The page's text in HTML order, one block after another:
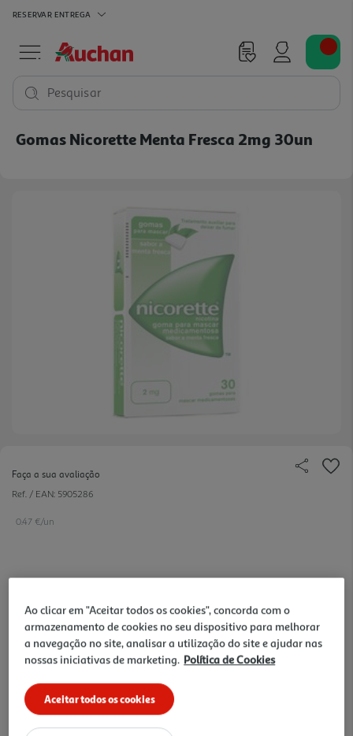
RESERVAR ENTREGA
Pesquisar
Gomas Nicorette Menta Fresca 2mg 30un
Faça a sua avaliação
Ref. / EAN: 5905286
0.47 €/un
Notas de preparação
Ao clicar em "Aceitar todos os cookies", concorda com o
armazenamento de cookies no seu dispositivo para melhorar
a navegação no site, analisar a utilização do site e ajudar nas
nossas iniciativas de marketing. Política de Cookies
Aceitar todos os cookies